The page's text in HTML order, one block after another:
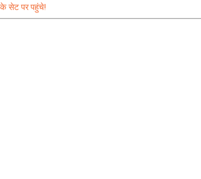
सेट पर पहुंचे!